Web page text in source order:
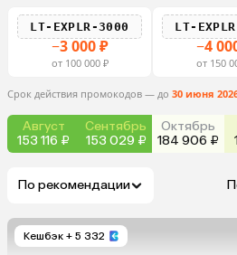
LT-EXPLR-3000
−3 000 ₽
от 100 000 ₽
LT-
−4
от 150
Срок действия промокодов — до 30 июня
Август
153 116 ₽
Сентябрь
153 029 ₽
Октябрь
184 906 ₽
По рекомендации
Кешбэк + 5 332